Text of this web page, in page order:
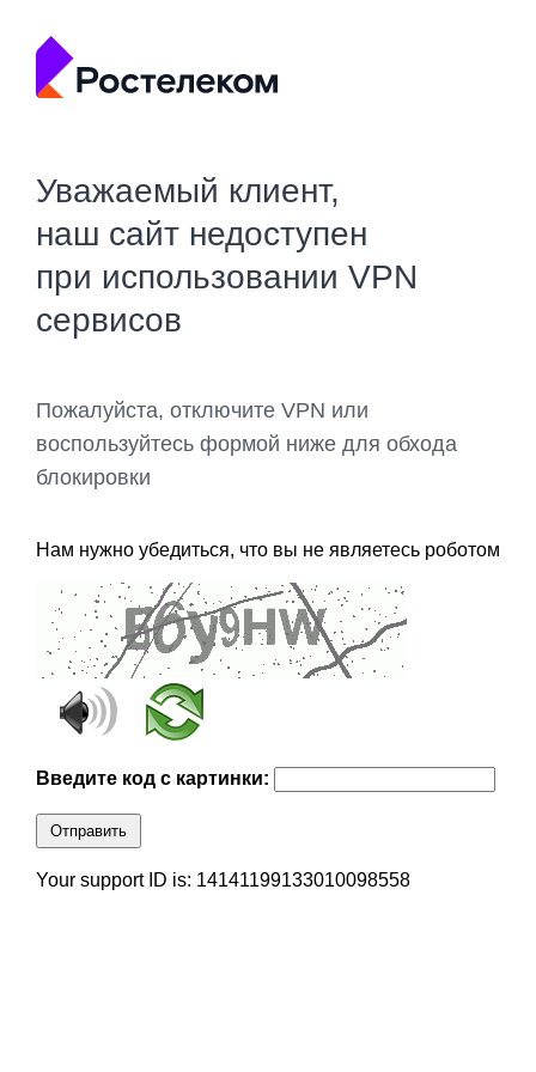
Уважаемый клиент,
наш сайт недоступен
при использовании VPN
сервисов
Пожалуйста, отключите VPN или
воспользуйтесь формой ниже для обхода
блокировки
Нам нужно убедиться, что вы не являетесь роботом
Введите код с картинки:
Отправить
Your support ID is: 14141199133010098558